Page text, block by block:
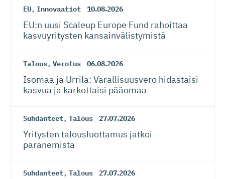
EU, Innovaatiot 10.08.2026
EU:n uusi Scaleup Europe Fund rahoittaa
kasvuyritysten kansainvä­lis­tymistä
Talous, Verotus 06.08.2026
Isomaa ja Urrila: Varallisuusvero hidastaisi
kasvua ja karkottaisi pääomaa
Suhdanteet, Talous 27.07.2026
Yritysten talousluottamus jatkoi
paranemista
Suhdanteet, Talous 27.07.2026